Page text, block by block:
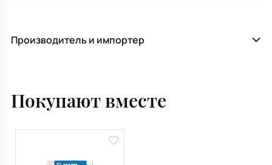
Производитель и импортер
Покупают вместе